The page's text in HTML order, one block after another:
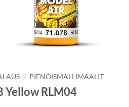
/ PIENOISMALLIMAALIT
Yellow RLM04